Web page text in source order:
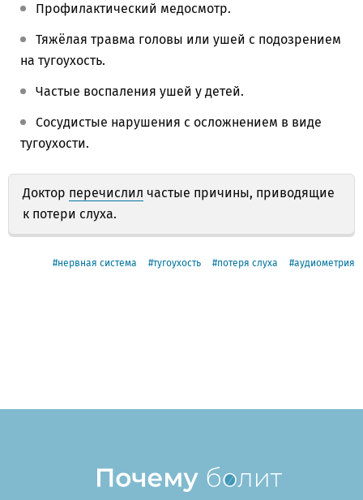
Профилактический медосмотр.
Тяжёлая травма головы или ушей с подозрением
на тугоухость.
Частые воспаления ушей у детей.
Сосудистые нарушения с осложнением в виде
тугоухости.
Доктор перечислил частые причины, приводящие
к потери слуха.
нервная система тугоухость потеря слуха аудиометрия